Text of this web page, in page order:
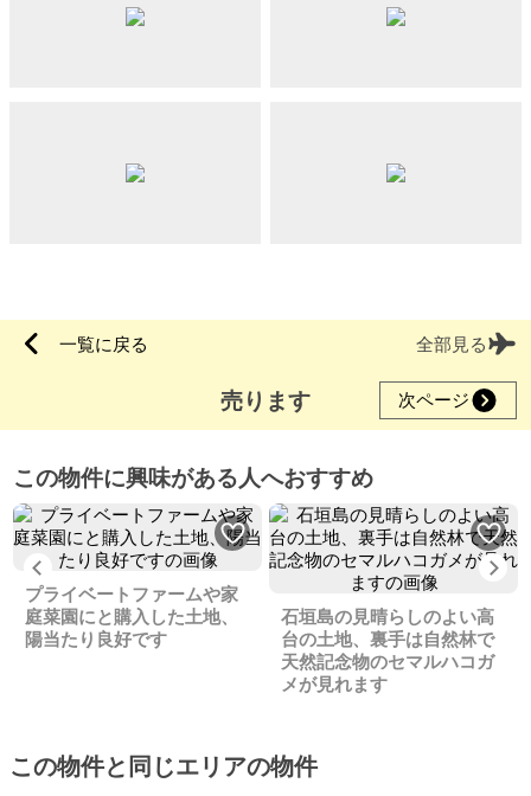
一覧に戻る 全部見る
売ります 次ページ
この物件に興味がある人へおすすめ
Previous
プライベートファームや家
庭菜園にと購入した土地、
陽当たり良好です
石垣島の見晴らしのよい高
台の土地、裏手は自然林で
天然記念物のセマルハコガ
メが見れます
この物件と同じエリアの物件